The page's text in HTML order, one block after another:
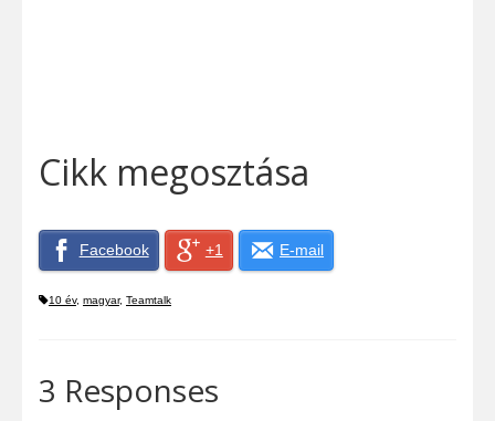
Cikk megosztása
Facebook +1 E-mail
10 év, magyar, Teamtalk
3 Responses